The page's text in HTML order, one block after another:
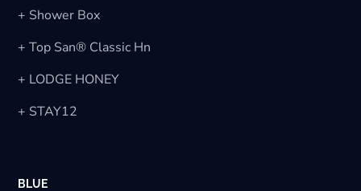
+ Shower Box
+ Top San® Classic Hn
+ LODGE HONEY
+ STAY12
BLUE